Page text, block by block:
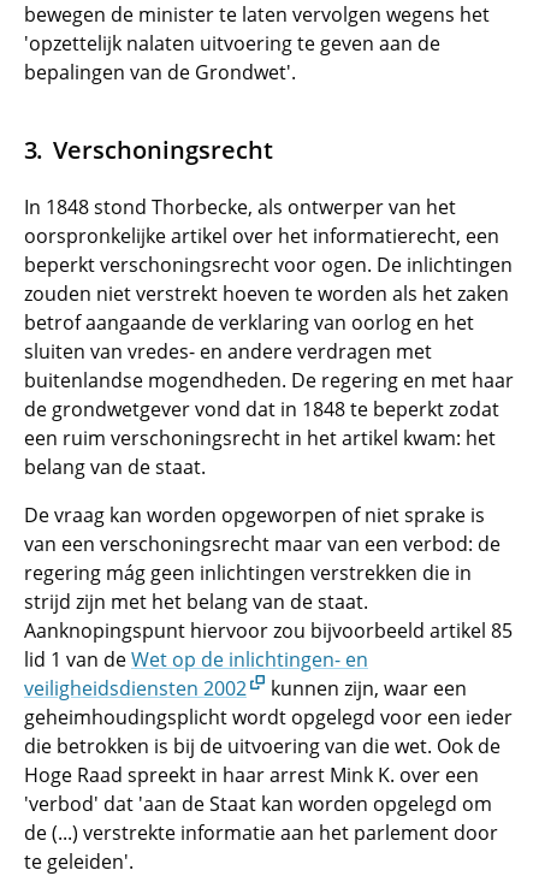
bewegen de minister te laten vervolgen wegens het
'opzettelijk nalaten uitvoering te geven aan de
bepalingen van de Grondwet'.
Verschoningsrecht
In 1848 stond Thorbecke, als ontwerper van het
oorspronkelijke artikel over het informatierecht, een
beperkt verschoningsrecht voor ogen. De inlichtingen
zouden niet verstrekt hoeven te worden als het zaken
betrof aangaande de verklaring van oorlog en het
sluiten van vredes- en andere verdragen met
buitenlandse mogendheden. De regering en met haar
de grondwetgever vond dat in 1848 te beperkt zodat
een ruim verschoningsrecht in het artikel kwam: het
belang van de staat.
De vraag kan worden opgeworpen of niet sprake is
van een verschoningsrecht maar van een verbod: de
regering mág geen inlichtingen verstrekken die in
strijd zijn met het belang van destaat.
Aanknopingspunt hiervoor zou bijvoorbeeld artikel 85
lid 1 van deWet op de inlichtingen- en
veiligheidsdiensten 2002
kunnen zijn, waar een
geheimhoudingsplicht wordt opgelegd voor een ieder
die betrokken is bij de uitvoering van diewet. Ook de
Hoge Raad spreekt in haararrest Mink K. over een
'verbod' dat 'aan de Staat kan worden opgelegd om
de (...) verstrekte informatie aan het parlement door
te geleiden'.